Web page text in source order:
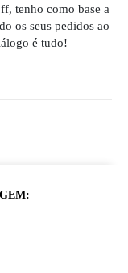
tenho como base a
os seus pedidos ao
é tudo!